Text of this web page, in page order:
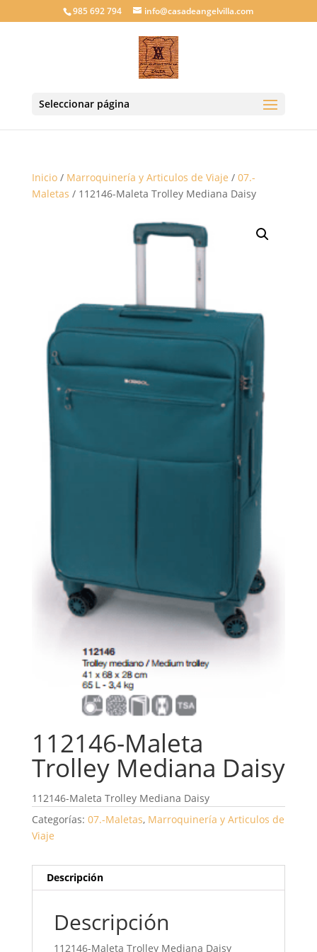
985 692 794 info@casadeangelvilla.com
Seleccionar página
Inicio/ Marroquinería y Articulos de Viaje / 07.-
Maletas / 112146-Maleta Trolley Mediana Daisy
112146-Maleta
Trolley Mediana Daisy
112146-Maleta Trolley Mediana Daisy
Categorías: 07.-Maletas, Marroquinería y Articulos de
Viaje
Descripción
Descripción
112146-Maleta Trolley Mediana Daisy